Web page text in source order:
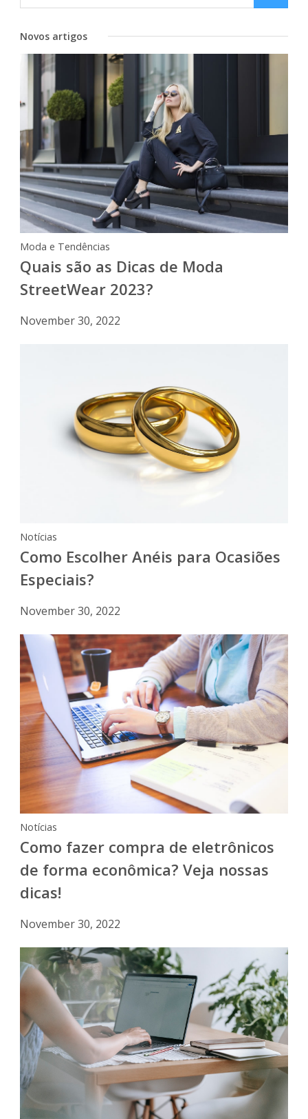
Novos artigos
Moda e Tendências
Quais são as Dicas de Moda
StreetWear 2023?
November 30, 2022
Notícias
Como Escolher Anéis para Ocasiões
Especiais?
November 30, 2022
Notícias
Como fazer compra de eletrônicos
de forma econômica? Veja nossas
dicas!
November 30, 2022